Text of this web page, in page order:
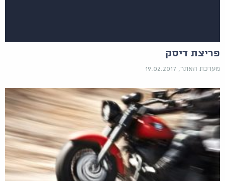
פריצת דיסק
מערכת האתר, 19.02.2017